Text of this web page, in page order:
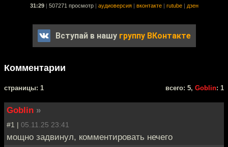
31:29 507271 просмотр аудиоверсия вконтакте rutube дзен
Вступай в нашу группу ВКонтакте
Комментарии
cтраницы: 1 всего: 5, Goblin: 1
Goblin »
#1 | 05.11.25 23:41
мощно задвинул, комментировать нечего